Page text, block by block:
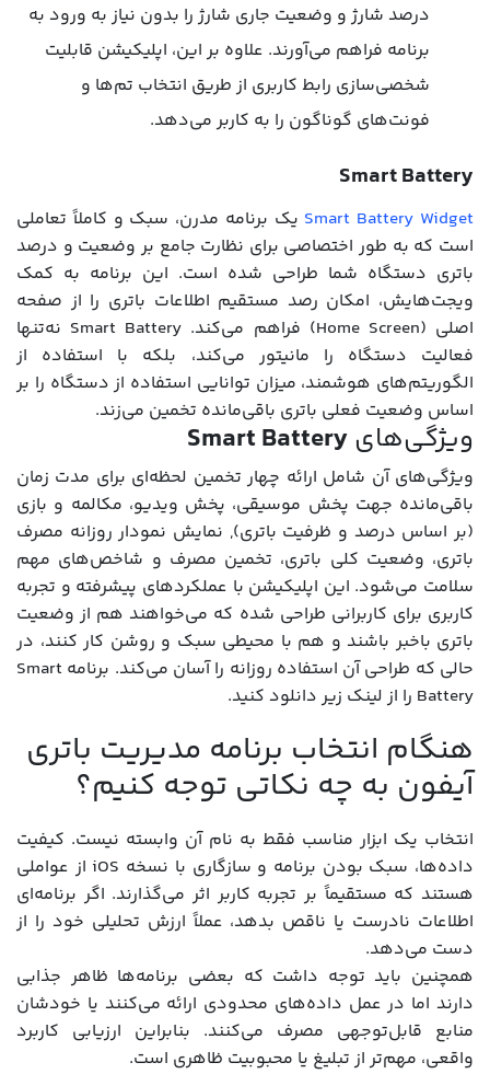
درصد شارژ و وضعیت جاری شارژ را بدون نیاز به ورود به
برنامه فراهم می‌آورند. علاوه بر این، اپلیکیشن قابلیت
شخصی‌سازی رابط کاربری از طریق انتخاب تم‌ها و
فونت‌های گوناگون را به کاربر می‌دهد.
Smart Battery
Smart Battery Widget یک برنامه مدرن، سبک و کاملاً تعاملی
است که به طور اختصاصی برای نظارت جامع بر وضعیت و درصد
باتری دستگاه شما طراحی شده است. این برنامه به کمک
ویجت‌هایش، امکان رصد مستقیم اطلاعات باتری را از صفحه
اصلی (Home Screen) فراهم می‌کند. Smart Battery نه‌تنها
فعالیت دستگاه را مانیتور می‌کند، بلکه با استفاده از
الگوریتم‌های هوشمند، میزان توانایی استفاده از دستگاه را بر
اساس وضعیت فعلی باتری باقی‌مانده تخمین می‌زند.
ویژگی‌های Smart Battery
ویژگی‌های آن شامل ارائه چهار تخمین لحظه‌ای برای مدت زمان
باقی‌مانده جهت پخش موسیقی، پخش ویدیو، مکالمه و بازی
(بر اساس درصد و ظرفیت باتری), نمایش نمودار روزانه مصرف
باتری، وضعیت کلی باتری، تخمین مصرف و شاخص‌های مهم
سلامت می‌شود. این اپلیکیشن با عملکردهای پیشرفته و تجربه
کاربری برای کاربرانی طراحی شده که می‌خواهند هم از وضعیت
باتری باخبر باشند و هم با محیطی سبک و روشن کار کنند، در
حالی که طراحی آن استفاده روزانه را آسان می‌کند. برنامه Smart
Battery را از لینک زیر دانلود کنید.
هنگام انتخاب برنامه مدیریت باتری
آیفون به چه نکاتی توجه کنیم؟
انتخاب یک ابزار مناسب فقط به نام آن وابسته نیست. کیفیت
داده‌ها، سبک بودن برنامه و سازگاری با نسخه iOS از عواملی
هستند که مستقیماً بر تجربه کاربر اثر می‌گذارند. اگر برنامه‌ای
اطلاعات نادرست یا ناقص بدهد، عملاً ارزش تحلیلی خود را از
دست می‌دهد.
همچنین باید توجه داشت که بعضی برنامه‌ها ظاهر جذابی
دارند اما در عمل داده‌های محدودی ارائه می‌کنند یا خودشان
منابع قابل‌توجهی مصرف می‌کنند. بنابراین ارزیابی کاربرد
واقعی، مهم‌تر از تبلیغ یا محبوبیت ظاهری است.